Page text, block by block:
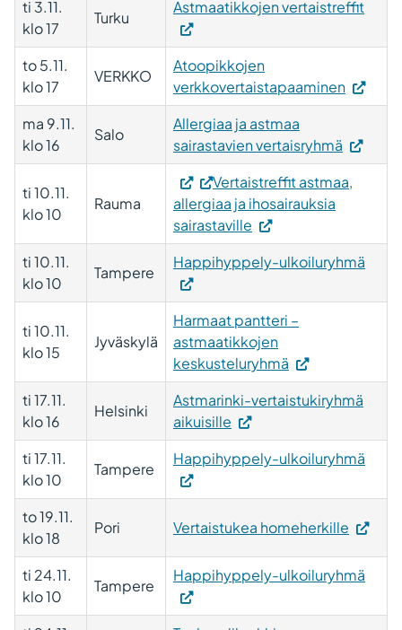
ti 3.11.
klo 17
Turku
Astmaatikkojen vertaistreffit
to 5.11.
klo 17
VERKKO
Atoopikkojen
verkkovertaistapaaminen
ma 9.11.
klo 16
Salo
Allergiaa ja astmaa
sairastavien vertaisryhmä
ti 10.11.
klo 10
Rauma
Vertaistreffit astmaa,
allergiaa ja ihosairauksia
sairastaville
ti 10.11.
klo 10
Tampere
Happihyppely-ulkoiluryhmä
ti 10.11.
klo 15
Jyväskylä
Harmaat pantteri –
astmaatikkojen
keskusteluryhmä
ti 17.11.
klo 16
Helsinki
Astmarinki-vertaistukiryhmä
aikuisille
ti 17.11.
klo 10
Tampere
Happihyppely-ulkoiluryhmä
to 19.11.
klo 18
Pori Vertaistukea homeherkille
ti 24.11.
klo 10
Tampere
Happihyppely-ulkoiluryhmä